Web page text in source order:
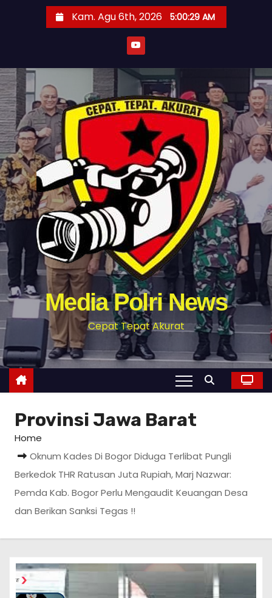
t
o
c
o
n
t
e
n
t
Kam. Agu 6th, 2026 5:00:31 AM
Media Polri News
Cepat Tepat Akurat
Provinsi Jawa Barat
Home
Oknum Kades Di Bogor Diduga Terlibat Pungli
Berkedok THR Ratusan Juta Rupiah, Marj Nazwar:
Pemda Kab. Bogor Perlu Mengaudit Keuangan Desa
dan Berikan Sanksi Tegas !!